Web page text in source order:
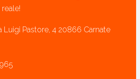
Luigi Pastore, 4 20866 Carnate